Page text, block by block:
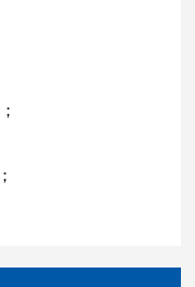
；
；